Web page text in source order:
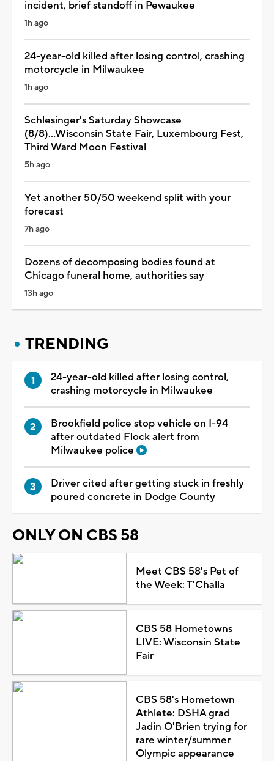
incident, brief standoff in Pewaukee
1h ago
24-year-old killed after losing control, crashing
motorcycle in Milwaukee
1h ago
Schlesinger's Saturday Showcase
(8/8)...Wisconsin State Fair, Luxembourg Fest,
Third Ward Moon Festival
5h ago
Yet another 50/50 weekend split with your
forecast
7h ago
Dozens of decomposing bodies found at
Chicago funeral home, authorities say
13h ago
TRENDING
24-year-old killed after losing control,
crashing motorcycle in Milwaukee
Brookfield police stop vehicle on I-94
after outdated Flock alert from
Milwaukee police
Driver cited after getting stuck in freshly
poured concrete in Dodge County
ONLY ON CBS 58
Meet CBS 58's Pet of
the Week: T'Challa
CBS 58 Hometowns
LIVE: Wisconsin State
Fair
CBS 58's Hometown
Athlete: DSHA grad
Jadin O'Brien trying for
rare winter/summer
Olympic appearance